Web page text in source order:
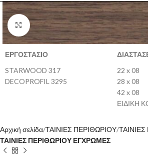
Click to enlarge
ΕΡΓΟΣΤΑΣΙΟ
STARWOOD 317
DECOPROFIL 3295
22 x 08
28 x 08
42 x 08
ΕΙΔΙΚΗ
Αρχική σελίδα ΤΑΙΝΙΕΣ ΠΕΡΙΘΩΡΙΟΥ
ΤΑΙΝΙΕΣ ΠΕΡΙΘΩΡΙΟΥ ΕΓΧΡΩΜΕΣ